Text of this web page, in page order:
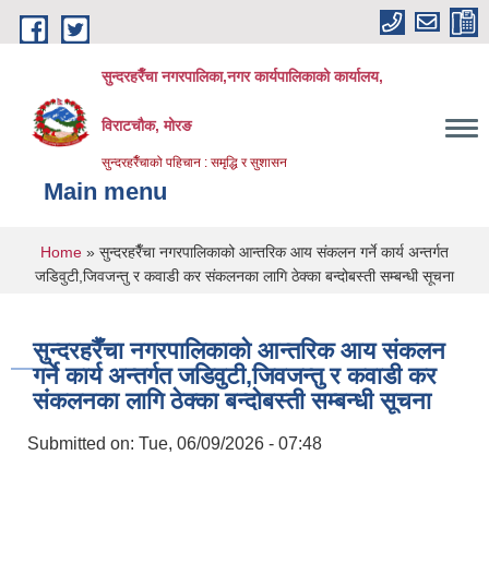
Skip to main content
सुन्दरहरैँचा नगरपालिका,नगर कार्यपालिकाको कार्यालय,
विराटचौक, मोरङ
सुन्दरहरैँचाको पहिचान : समृद्धि र सुशासन
Main menu
You are here
Home » सुन्दरहरैँचा नगरपालिकाको आन्तरिक आय संकलन गर्ने कार्य अन्तर्गत
जडिवुटी,जिवजन्तु र कवाडी कर संकलनका लागि ठेक्का बन्दोबस्ती सम्बन्धी सूचना
सुन्दरहरैँचा नगरपालिकाको आन्तरिक आय संकलन
गर्ने कार्य अन्तर्गत जडिवुटी,जिवजन्तु र कवाडी कर
संकलनका लागि ठेक्का बन्दोबस्ती सम्बन्धी सूचना
Submitted on: Tue, 06/09/2026 - 07:48